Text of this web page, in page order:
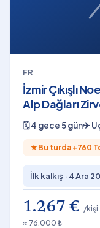
FR
İzmir Çıkışlı
Alp Dağları
🗓4 gece 5 gün✈
★ Bu turda +760
İlk kalkış · 4 Ara
1.267 € /kişi
≈ 76.000 ₺